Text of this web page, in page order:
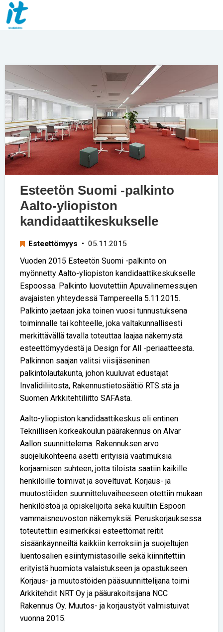
Esteetön Suomi -palkinto
Aalto-yliopiston
kandidaattikeskukselle
Esteettömyys • 05.11.2015
Vuoden 2015 Esteetön Suomi -palkinto on
myönnetty Aalto-yliopiston kandidaattikeskukselle
Espoossa. Palkinto luovutettiin Apuvälinemessujen
avajaisten yhteydessä Tampereella 5.11.2015.
Palkinto jaetaan joka toinen vuosi tunnustuksena
toiminnalle tai kohteelle, joka valtakunnallisesti
merkittävällä tavalla toteuttaa laajaa näkemystä
esteettömyydestä ja Design for All -periaatteesta.
Palkinnon saajan valitsi viisijäseninen
palkintolautakunta, johon kuuluvat edustajat
Invalidiliitosta, Rakennustietosäätiö RTS:stä ja
Suomen Arkkitehtiliitto SAFAsta.
Aalto-yliopiston kandidaattikeskus eli entinen
Teknillisen korkeakoulun päärakennus on Alvar
Aallon suunnittelema. Rakennuksen arvo
suojelukohteena asetti erityisiä vaatimuksia
korjaamisen suhteen, jotta tiloista saatiin kaikille
henkilöille toimivat ja soveltuvat. Korjaus- ja
muutostöiden suunnitteluvaiheeseen otettiin mukaan
henkilöstöä ja opiskelijoita sekä kuultiin Espoon
vammaisneuvoston näkemyksiä. Peruskorjauksessa
toteutettiin esimerkiksi esteettömät reitit
sisäänkäynneiltä kaikkiin kerroksiin ja suojeltujen
luentosalien esiintymistasoille sekä kiinnitettiin
erityistä huomiota valaistukseen ja opastukseen.
Korjaus- ja muutostöiden pääsuunnittelijana toimi
Arkkitehdit NRT Oy ja pääurakoitsijana NCC
Rakennus Oy. Muutos- ja korjaustyöt valmistuivat
vuonna 2015.